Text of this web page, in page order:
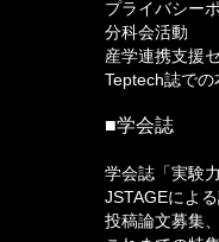
プライバシー
分科会活動
産学連携支援
Teptech誌で
■学会誌
学会誌「実験
JSTAGEによ
投稿論文募集